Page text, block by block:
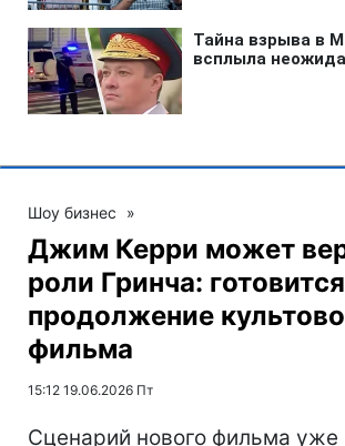
Шоу бизнес »
Джим Керри может
роли Гринча: готовится
продолжение
фильма
15:12 19.06.2026 Пт
Сценарий нового фильма уже